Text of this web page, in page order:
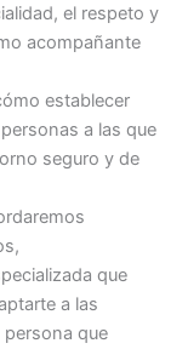
el respeto y
acompañante
establecer
a las que
seguro y de
que
a las
persona que